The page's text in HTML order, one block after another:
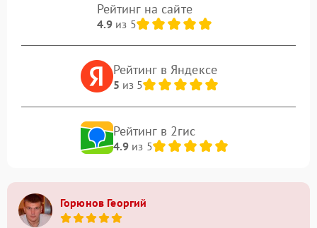
Рейтинг на сайте
4.9из 5
Рейтинг в Яндексе
5 из 5
Рейтинг в 2гис
4.9из 5
Горюнов Георгий